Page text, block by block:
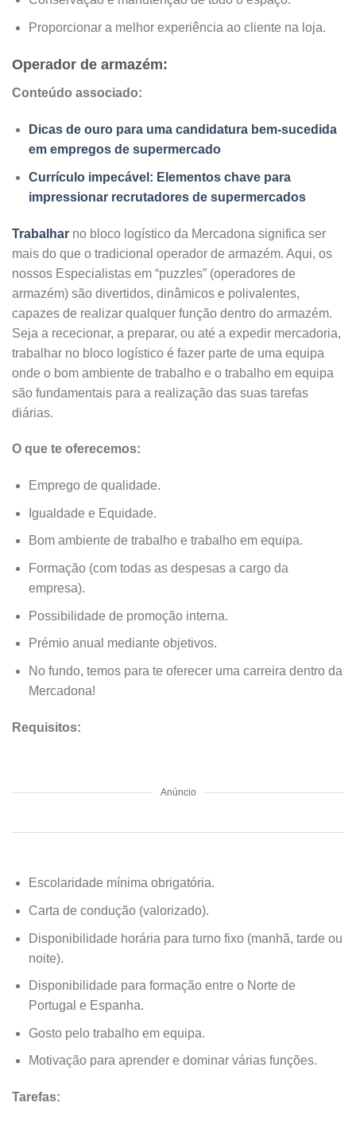
Proporcionar a melhor experiência ao cliente na loja.
Operador de armazém:
Conteúdo associado:
Dicas de ouro para uma candidatura bem-sucedida
em empregos de supermercado
Currículo impecável: Elementos chave para
impressionar recrutadores de supermercados
Trabalhar no bloco logístico da Mercadona significa ser
mais do que o tradicional operador de armazém. Aqui, os
nossos Especialistas em “puzzles” (operadores de
armazém) são divertidos, dinâmicos e polivalentes,
capazes de realizar qualquer função dentro do armazém.
Seja a rececionar, a preparar, ou até a expedir mercadoria,
trabalhar no bloco logístico é fazer parte de uma equipa
onde o bom ambiente de trabalho e o trabalho em equipa
são fundamentais para a realização das suas tarefas
diárias.
O que te oferecemos:
Emprego de qualidade.
Igualdade e Equidade.
Bom ambiente de trabalho e trabalho em equipa.
Formação (com todas as despesas a cargo da
empresa).
Possibilidade de promoção interna.
Prémio anual mediante objetivos.
No fundo, temos para te oferecer uma carreira dentro da
Mercadona!
Requisitos:
Anúncio
Escolaridade mínima obrigatória.
Carta de condução (valorizado).
Disponibilidade horária para turno fixo (manhã, tarde ou
noite).
Disponibilidade para formação entre o Norte de
Portugal e Espanha.
Gosto pelo trabalho em equipa.
Motivação para aprender e dominar várias funções.
Tarefas: